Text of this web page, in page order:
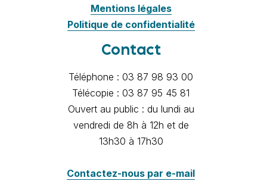
Mentions légales
Politique de confidentialité
Contact
Téléphone : 03 87 98 93 00
Télécopie : 03 87 95 45 81
Ouvert au public : du lundi au
vendredi de 8h à 12h et de
13h30 à 17h30
Contactez-nous par e-mail